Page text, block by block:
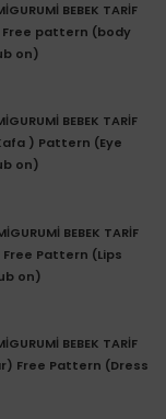
RING)
BEBEK TARİF
pattern (body
on)
BEBEK TARİF
) Pattern (Eye
on)
BEBEK TARİF
Pattern (Lips
on)
BEBEK TARİF
Free Pattern (Dress